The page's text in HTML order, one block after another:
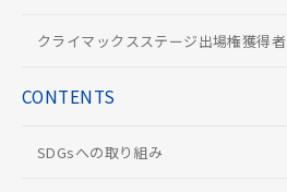
クライマックスステージ出場権獲得者
CONTENTS
SDGsへの取り組み